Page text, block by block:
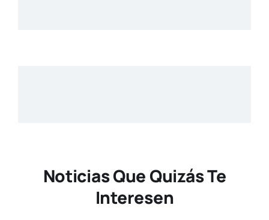
Noticias Que Quizás Te
Interesen